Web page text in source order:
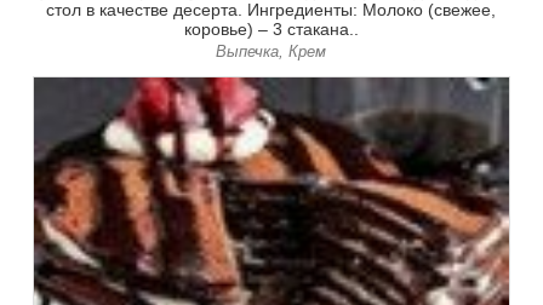
стол в качестве десерта. Ингредиенты: Молоко (свежее,
коровье) – 3 стакана..
Выпечка, Крем